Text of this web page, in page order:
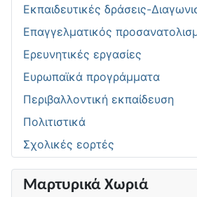
Εκπαιδευτικές δράσεις-
Επαγγελματικός
Ερευνητικές εργασίες
Ευρωπαϊκά προγράμματα
Περιβαλλοντική εκπαίδευση
Πολιτιστικά
Σχολικές εορτές
Μαρτυρικά Χωριά